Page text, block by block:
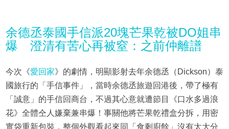
余德丞泰國手信派20塊芒果乾被DO姐串
爆 澄清有苦心再被窒：之前仲離譜
今次《愛回家》的劇情，明顯影射去年余德丞（Dickson）泰
國旅行的「手信事件」，當時余德丞旅遊回港後，帶了極有
「誠意」的手信回商台，不過其心意就遭節目《口水多過浪
花》全體仝人嫌棄兼串爆！事關他將芒果乾禮盒分拆，用密
實袋重新包裝，整個外觀看起來同「食剩廚餘」沒有太大分